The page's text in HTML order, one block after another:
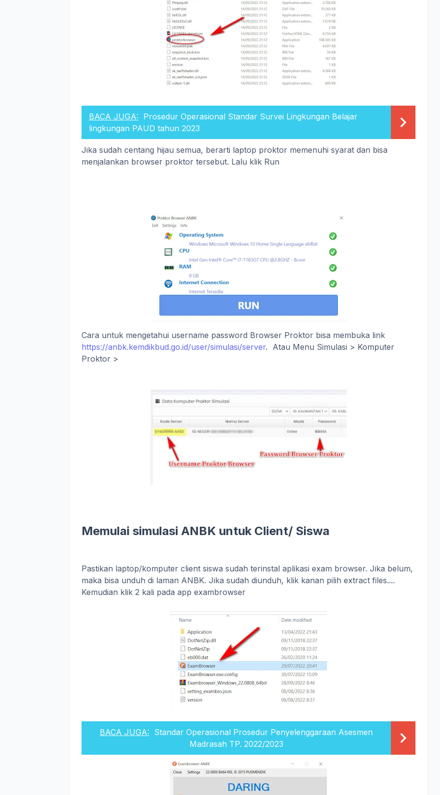
BACA JUGA: Prosedur Operasional Standar Survei Lingkungan Belajar
lingkungan PAUD tahun 2023
Jika sudah centang hijau semua, berarti laptop proktor memenuhi syarat dan bisa
menjalankan browser proktor tersebut. Lalu klik Run
Cara untuk mengetahui username password Browser Proktor bisa membuka link
https://anbk.kemdikbud.go.id/user/simulasi/server. Atau Menu Simulasi > Komputer
Proktor >
Memulai simulasi ANBK untuk Client/ Siswa
Pastikan laptop/komputer client siswa sudah terinstal aplikasi exam browser. Jika belum,
maka bisa unduh di laman ANBK. Jika sudah diunduh, klik kanan pilih extract files....
Kemudian klik 2 kali pada app exambrowser
BACA JUGA: Standar Operasional Prosedur Penyelenggaraan Asesmen
Madrasah TP. 2022/2023